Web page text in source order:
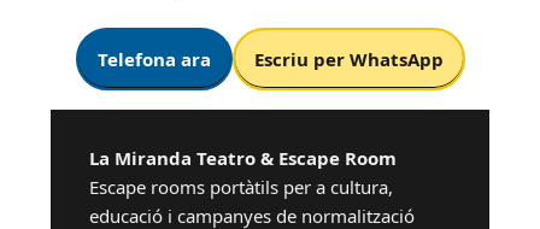
Telefona ara Escriu per WhatsApp
La Miranda Teatro & Escape Room
Escape rooms portàtils per a cultura,
educació i campanyes de normalització